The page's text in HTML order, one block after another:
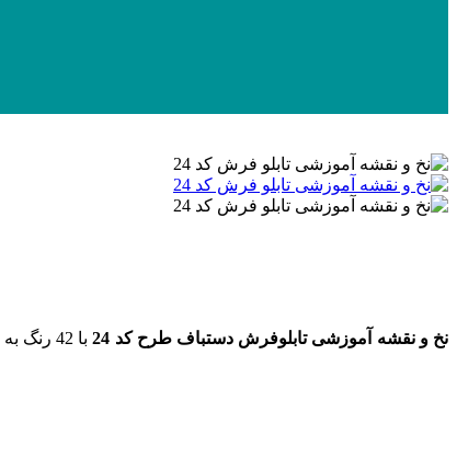
نخ و نقشه آموزشیتابلوفرش دستباف طرح کد 24 با 42 رنگ به ابعاد 120 رج در 170 گره